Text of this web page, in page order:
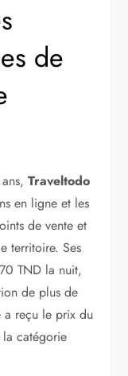
de
ans,Traveltodo
en ligne et les
de vente et
territoire. Ses
TND la nuit,
de plus de
reçu le prix du
catégorie